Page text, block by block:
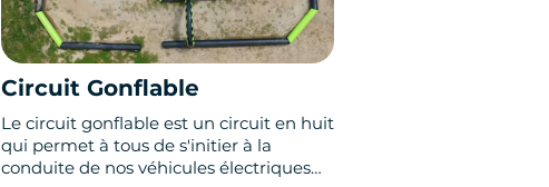
Circuit Gonflable
Le circuit gonflable est un circuit en huit
qui permet à tous de s'initier à la
conduite de nos véhicules électriques